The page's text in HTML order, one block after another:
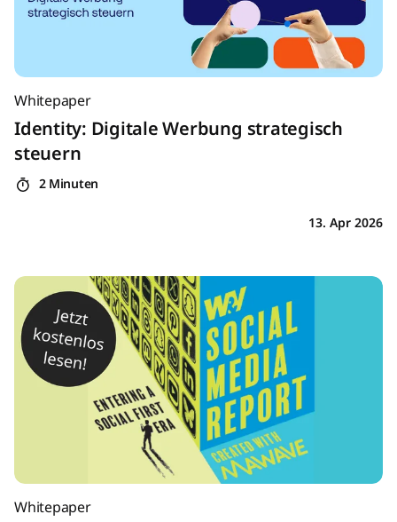
Whitepaper
Identity: Digitale Werbung strategisch
steuern
2 Minuten
13. Apr 2026
Whitepaper